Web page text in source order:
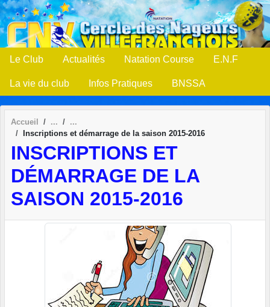
Le Club Actualités Natation Course E.N.F
La vie du club Infos Pratiques BNSSA
Accueil
Inscriptions et démarrage de la saison 2015-2016
INSCRIPTIONS ET
DÉMARRAGE DE LA
SAISON 2015-2016
Panneau de gestion des cookies